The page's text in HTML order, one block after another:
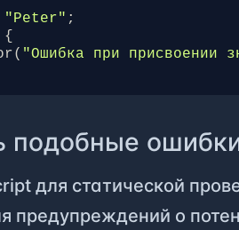
"Peter" ;
{
( "Ошибка при присвоении
подобные
для статической
предупреждений о